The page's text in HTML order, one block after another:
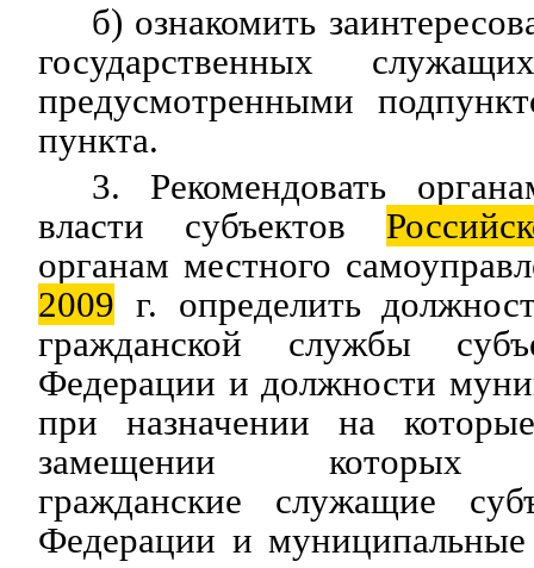
б) ознакомить
государственных
предусмотренными
пункта.
3. Рекомендовать
власти субъектов
органам местного
2009 г. определить
гражданской службы
Федерации и должности
при назначении на
замещении которых
гражданские служащие
Федерации и